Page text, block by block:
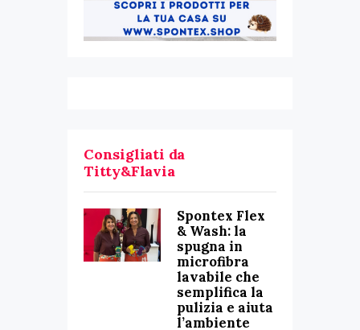
Consigliati da
Titty&Flavia
Spontex Flex
& Wash: la
spugna in
microfibra
lavabile che
semplifica la
pulizia e aiuta
l’ambiente